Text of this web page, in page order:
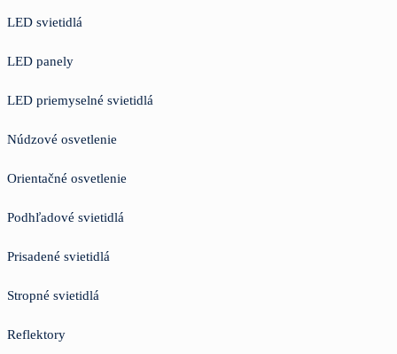
LED svietidlá
LED panely
LED priemyselné svietidlá
Núdzové osvetlenie
Orientačné osvetlenie
Podhľadové svietidlá
Prisadené svietidlá
Stropné svietidlá
Reflektory